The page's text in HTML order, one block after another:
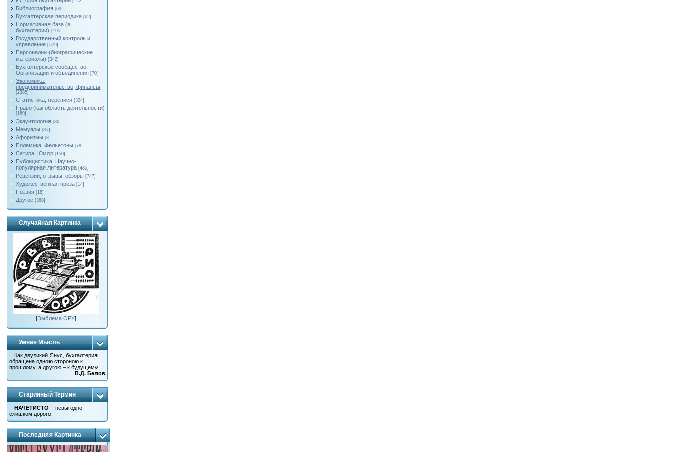
Библиография [69]
Бухгалтерская периодика [62]
Нормативная база (в
бухгалтерии) [195]
Государственный контроль и
управление [579]
Персоналии (биографические
материалы) [342]
Бухгалтерское сообщество.
Организации и объединения [70]
Экономика,
предпринимательство, финансы
[2385]
Статистика, переписи [324]
Право (как область деятельности)
[169]
Экаунтология [36]
Мемуары [35]
Афоризмы [3]
Полемика. Фельетоны [78]
Сатира. Юмор [150]
Публицистика. Научно-
популярная литература [435]
Рецензии, отзывы, обзоры [747]
Художественная проза [14]
Поэзия [18]
Другое [388]
Случайная Картинка
[Эмблема ОРУ]
Умная Мысль
Как двуликий Янус, бухгалтерия
обращена одною стороною к
прошлому, а другою – к будущему.
В.Д. Белов
Старинный Термин
НАЧЁТИСТО – невыгодно,
слишком дорого.
Последняя Картинка